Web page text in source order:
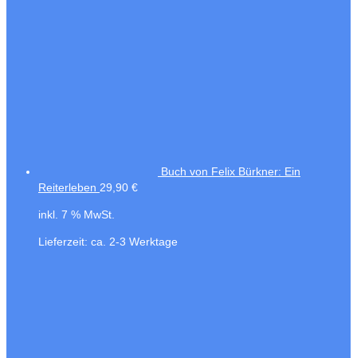
Buch von Felix Bürkner: Ein
Reiterleben 29,90 €
inkl. 7 % MwSt.
Lieferzeit: ca. 2-3 Werktage